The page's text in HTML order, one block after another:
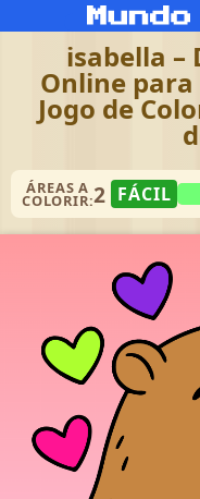
isabella –
Online
Jogo de
ÁREAS A
COLORIR:2 FÁCIL